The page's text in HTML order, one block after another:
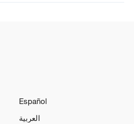
Español
العربية